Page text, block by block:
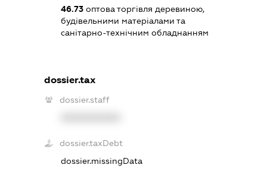
46.73 оптова торгівля деревиною,
будівельними матеріалами та
санітарно-технічним обладнанням
dossier.tax
dossier.staff
dossier.taxDebt
dossier.missingData